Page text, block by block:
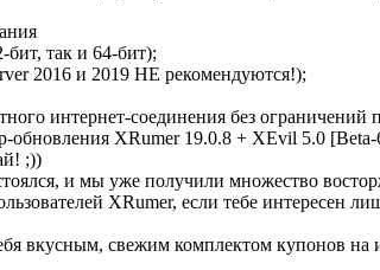
бит, так и 64-бит);
2016 и 2019 НЕ рекомендуются!);
интернет-соединения без ограничений
обновления XRumer 19.0.8 + XEvil 5.0
;))
и мы уже получили множество
XRumer, если тебе интересен
вкусным, свежим комплектом купонов на